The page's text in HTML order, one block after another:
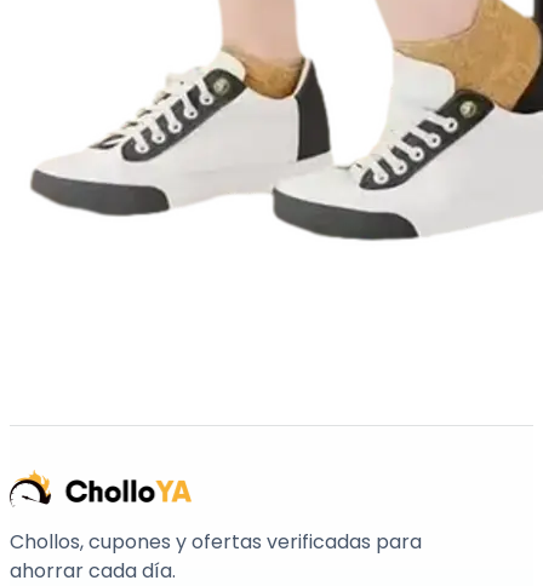
Chollos, cupones y ofertas verificadas para
ahorrar cada día.